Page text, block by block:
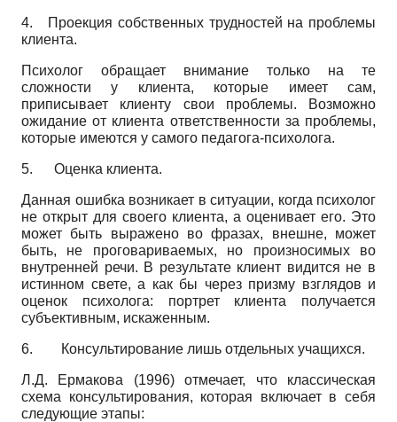
4.
Проекция собственных трудностей на проблемы
клиента.
Психолог обращает внимание только на те
сложности у клиента, которые имеет сам,
приписывает клиенту свои проблемы. Возможно
ожидание от клиента ответственности за проблемы,
которые имеются у самого педагога-психолога.
5. Оценка клиента.
Данная ошибка возникает в ситуации, когда психолог
не открыт для своего клиента, а оценивает его. Это
может быть выражено во фразах, внешне, может
быть, не проговариваемых, но произносимых во
внутренней речи. В результате клиент видится не в
истинном свете, а как бы через призму взглядов и
оценок психолога: портрет клиента получается
субъективным, искаженным.
6. Консультирование лишь отдельных учащихся.
Л.Д. Ермакова (1996) отмечает, что классическая
схема консультирования, которая включает в себя
следующие этапы: